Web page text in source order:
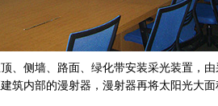
、侧墙、路面、绿化带安装采光装置，
筑内部的漫射器，漫射器再将太阳光大